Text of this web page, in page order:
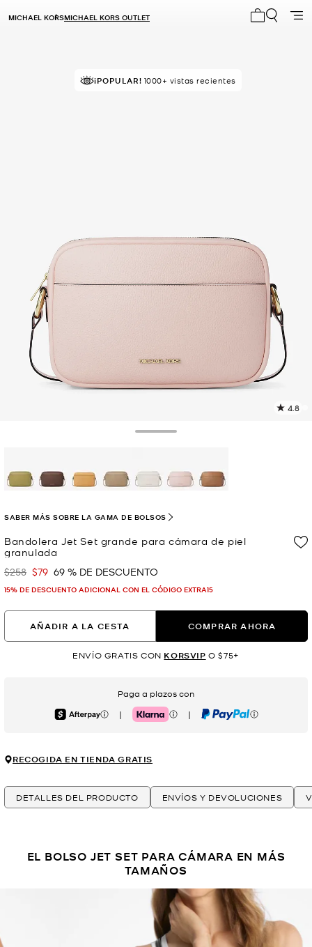
MICHAEL KORSMICHAEL KORS OUTLET
¡SOLICITADOS! 200+ vendidos
¡POPULAR! 1000+ vistas recientes
4.8
Bandolera Jet Set grande para cámara de piel
granulada
Era
$258 Ahora
$79 69 % DE DESCUENTO
15% DE DESCUENTO ADICIONAL CON EL CÓDIGO EXTRA15
SABER MÁS SOBRE LA GAMA DE BOLSOS
AÑADIR A LA CESTA COMPRAR AHORA
ENVÍO GRATIS CON KORSVIP O $75+
Paga a plazos con
Afterpay | Klarna | PayPal
RECOGIDA EN TIENDA GRATIS
DETALLES DEL PRODUCTO ENVÍOS Y DEVOLUCIONES
EL BOLSO JET SET PARA CÁMARA EN MÁS
TAMAÑOS